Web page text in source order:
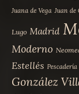
Juana de Vega Juan de
Lugo Madrid
Moderno
Estellés Pescadería
González